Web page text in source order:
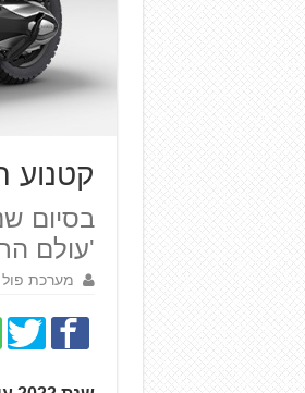
קטנוע
'עולם
מערכת פול